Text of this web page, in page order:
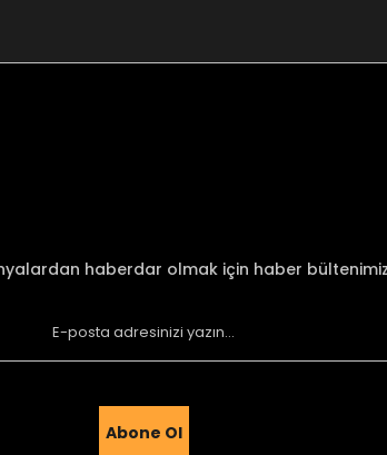
Gönder
haberdar olmak için haber
Abone Ol